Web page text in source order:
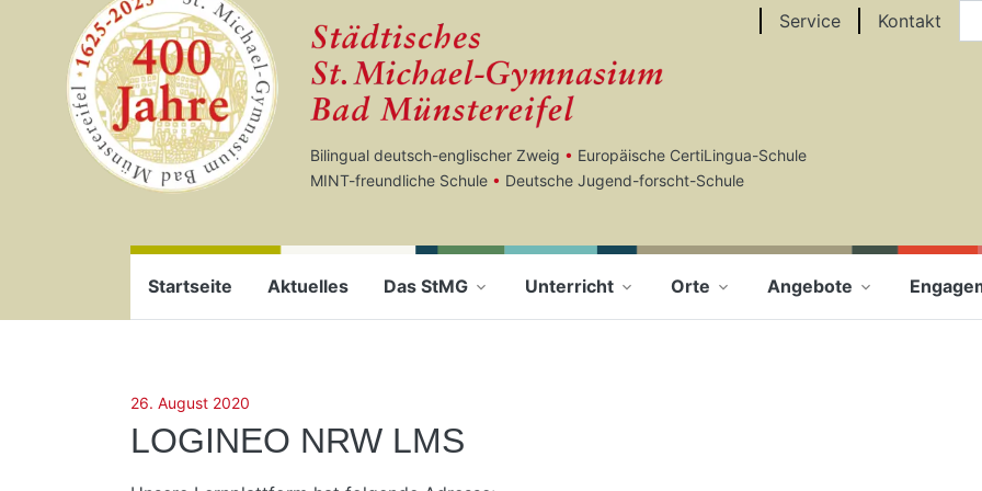
Zum Seiteninhalt springen
Bilingual deutsch-englischer Zweig • Europäische CertiLingua-Schule
MINT-freundliche Schule • Deutsche Jugend-forscht-Schule
Startseite Aktuelles Das StMG Unterricht Orte Angebote
Service Kontakt
26. August 2020
LOGINEO NRW LMS